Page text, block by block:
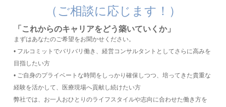
（ご相談に応じます！）
「これからのキャリアをどう築いていくか」
まずはあなたのご希望をお聞かせください。
• フルコミットでバリバリ働き、経営コンサルタントとしてさらに高みを
目指したい方
• ご自身のプライベートな時間をしっかり確保しつつ、培ってきた貴重な
経験を活かして、医療現場へ貢献し続けたい方
弊社では、お一人おひとりのライフスタイルや志向に合わせた働き方を